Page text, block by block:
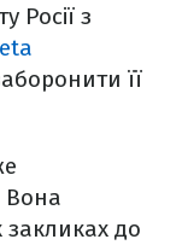
Росії з
її
Вона
закликах до